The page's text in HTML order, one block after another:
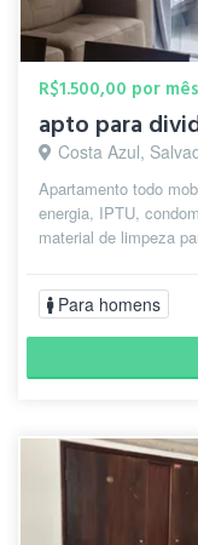
R$1.500,00 por mês
apto para
Costa Azul,
Apartamento todo
energia, IPTU,
material de limpeza
Para homens